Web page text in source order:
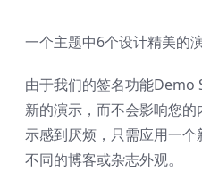
一个主题中6个设计精美的
由于我们的签名功能
新的演示，而不会影响您
示感到厌烦，只需应用一
不同的博客或杂志外观。